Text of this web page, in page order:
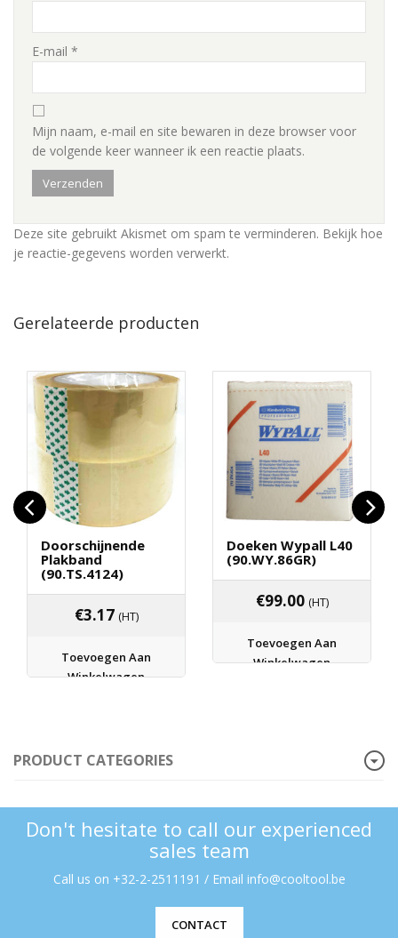
E-mail *
Mijn naam, e-mail en site bewaren in deze browser voor
de volgende keer wanneer ik een reactie plaats.
Deze site gebruikt Akismet om spam te verminderen. Bekijk hoe
je reactie-gegevens worden verwerkt.
Gerelateerde producten
Doorschijnende
Plakband
(90.TS.4124)
€3.17 (HT)
Toevoegen Aan
Winkelwagen
Doeken Wypall L40
(90.WY.86GR)
€99.00 (HT)
Toevoegen Aan
Winkelwagen
PRODUCT CATEGORIES
Don't hesitate to call our experienced
sales team
Call us on +32-2-2511191 / Email info@cooltool.be
CONTACT